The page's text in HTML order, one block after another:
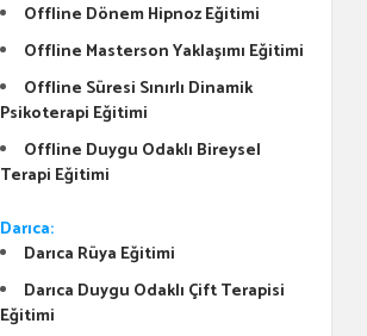
Offline Dönem Hipnoz Eğitimi
Offline Masterson Yaklaşımı Eğitimi
Offline Süresi Sınırlı Dinamik
Psikoterapi Eğitimi
Offline Duygu Odaklı Bireysel
Terapi Eğitimi
Darıca:
Darıca Rüya Eğitimi
Darıca Duygu Odaklı Çift Terapisi
Eğitimi